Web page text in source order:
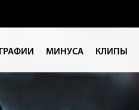
МИНУСА КЛИПЫ